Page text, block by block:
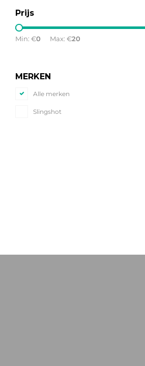
Prijs
Min: €0 Max: €20
MERKEN
Alle merken
Slingshot